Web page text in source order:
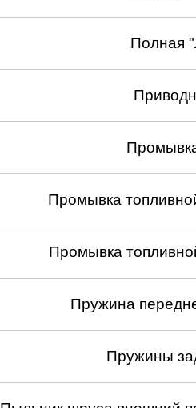
Полная
Промывка
Промывка
Пружина
Пружины